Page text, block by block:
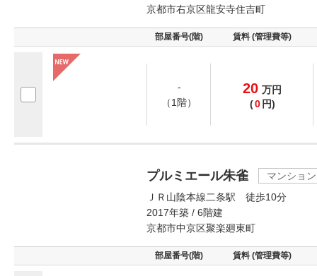
京都市右京区龍安寺住吉町
部屋番号(階) 賃料 (管理費等)
-
（1階）
20 万円
(0 円)
プルミエール朱雀
マンション
ＪＲ山陰本線二条駅 徒歩10分
2017年築 / 6階建
京都市中京区聚楽廻東町
部屋番号(階) 賃料 (管理費等)